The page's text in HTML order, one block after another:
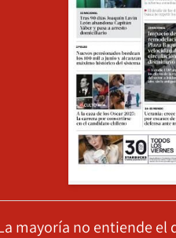
mayoría no entiende el